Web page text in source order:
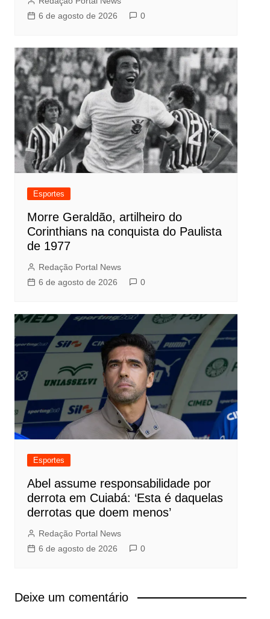
6 de agosto de 2026
0
Esportes
Morre Geraldão, artilheiro do
Corinthians na conquista do Paulista
de 1977
Redação Portal News
6 de agosto de 2026
0
Esportes
Abel assume responsabilidade por
derrota em Cuiabá: ‘Esta é daquelas
derrotas que doem menos’
Redação Portal News
6 de agosto de 2026
0
Deixe um comentário